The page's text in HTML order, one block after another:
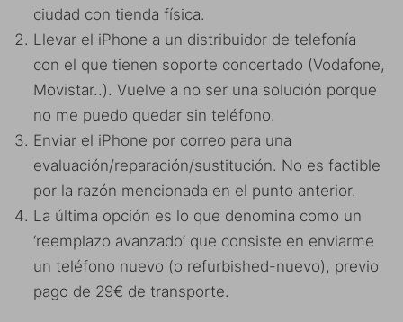
ciudad con tienda física.
Llevar el iPhone a un distribuidor de telefonía
con el que tienen soporte concertado (Vodafone,
Movistar..). Vuelve a no ser una solución porque
no me puedo quedar sin teléfono.
Enviar el iPhone por correo para una
evaluación/reparación/sustitución. No es factible
por la razón mencionada en el punto anterior.
La última opción es lo que denomina como un
‘reemplazo avanzado’ que consiste en enviarme
un teléfono nuevo (o refurbished-nuevo), previo
pago de 29€ de transporte.